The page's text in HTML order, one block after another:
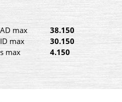
AD max
38.150
ID max
30.150
s max 4.150